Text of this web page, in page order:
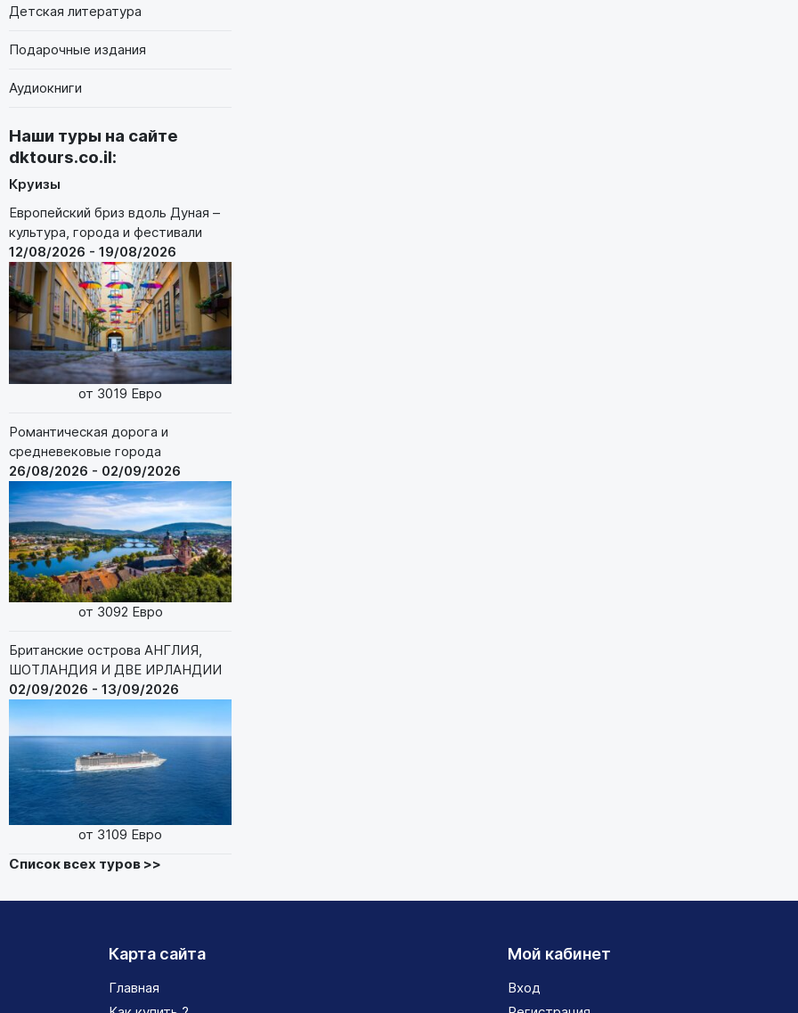
Детская литература
Подарочные издания
Аудиокниги
Наши туры на сайте
dktours.co.il:
Круизы
Европейский бриз вдоль Дуная –
культура, города и фестивали
12/08/2026 - 19/08/2026
от 3019 Евро
Романтическая дорога и
средневековые города
26/08/2026 - 02/09/2026
от 3092 Евро
Британские острова АНГЛИЯ,
ШОТЛАНДИЯ И ДВЕ ИРЛАНДИИ
02/09/2026 - 13/09/2026
от 3109 Евро
Список всех туров >>
Карта сайта
Главная
Мой кабинет
Вход